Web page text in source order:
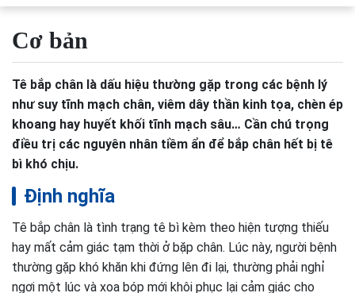
Cơ bản
Tê bắp chân là dấu hiệu thường gặp trong các bệnh lý
như suy tĩnh mạch chân, viêm dây thần kinh tọa, chèn ép
khoang hay huyết khối tĩnh mạch sâu… Cần chú trọng
điều trị các nguyên nhân tiềm ẩn để bắp chân hết bị tê
bì khó chịu.
Định nghĩa
Tê bắp chân là tình trạng tê bì kèm theo hiện tượng thiếu
hay mất cảm giác tạm thời ở bặp chân. Lúc này, người bệnh
thường gặp khó khăn khi đứng lên đi lại, thường phải nghỉ
ngơi một lúc và xoa bóp mới khôi phục lại cảm giác cho